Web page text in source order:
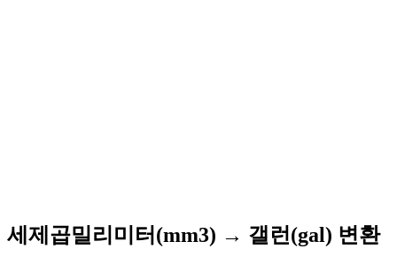
세제곱밀리미터(mm3) → 갤런(gal) 변환